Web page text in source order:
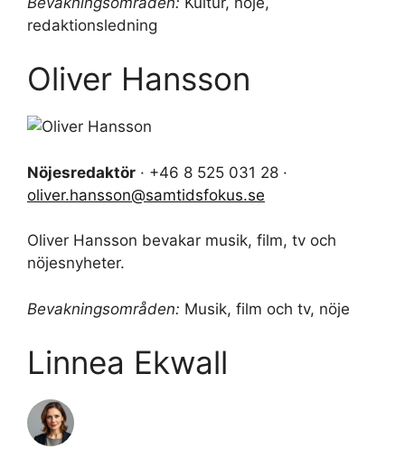
redaktionsledning
Oliver Hansson
Nöjesredaktör · +46 8 525 031 28 ·
oliver.hansson@samtidsfokus.se
Oliver Hansson bevakar musik, film, tv och
nöjesnyheter.
Bevakningsområden: Musik, film och tv, nöje
Linnea Ekwall